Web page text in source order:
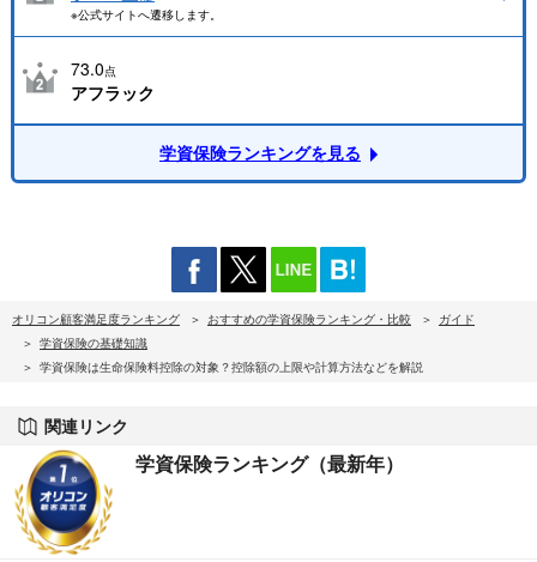
※公式サイトへ遷移します。
73.0点
アフラック
学資保険ランキングを見る
オリコン顧客満足度ランキング おすすめの学資保険ランキング・比較
ガイド
学資保険の基礎知識
学資保険は生命保険料控除の対象？控除額の上限や計算方法などを解説
関連リンク
学資保険ランキング（最新年）